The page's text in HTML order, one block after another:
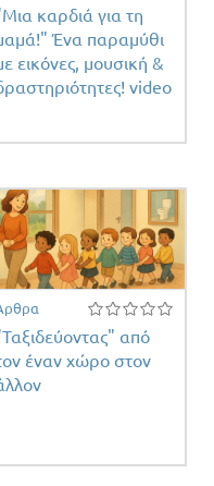
καρδιά για τη
Ένα παραμύθι
εικόνες, μουσική &
video
από
έναν χώρο στον